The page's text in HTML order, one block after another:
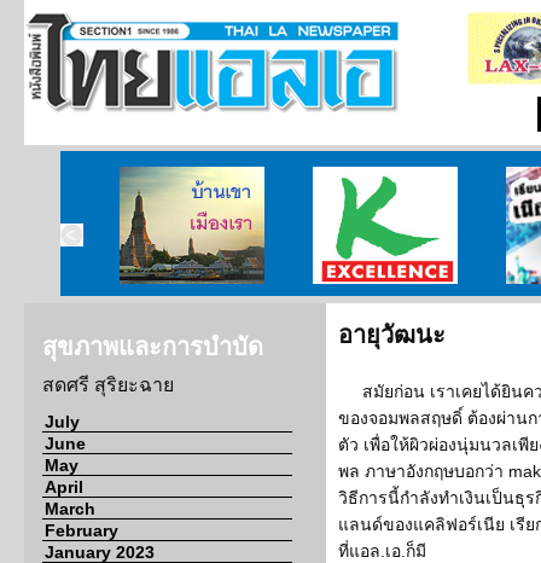
บ้านเขา เมืองเรา ศูนย์วิจัยกสิกรไทย เรีย
สุขภาพและการบำบัด
สดศรี สุริยะฉาย
July
June
May
April
March
February
January 2023
อายุวัฒนะ
สมัยก่อน เราเคยได้ยิน
ของจอมพลสฤษดิ์ ต้องผ่าน
ตัว เพื่อให้ผิวผ่องนุ่มนวลเ
พล ภาษาอังกฤษบอกว่า
วิธีการนี้กำลังทำเงินเป็นธุร
แลนด์ของแคลิฟอร์เนีย เรี
ที่แอล.เอ.ก็มี